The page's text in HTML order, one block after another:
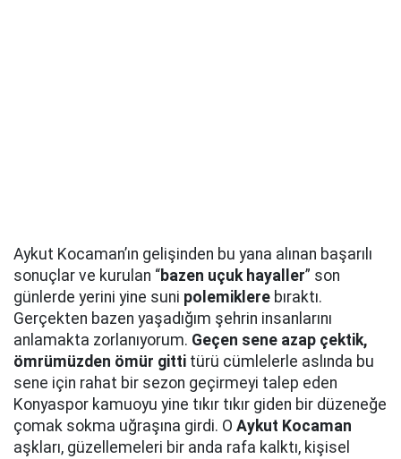
Aykut Kocaman’ın gelişinden bu yana alınan başarılı
sonuçlar ve kurulan “bazen uçuk hayaller” son
günlerde yerini yine suni polemiklere bıraktı.
Gerçekten bazen yaşadığım şehrin insanlarını
anlamakta zorlanıyorum. Geçen sene azap çektik,
ömrümüzden ömür gitti türü cümlelerle aslında bu
sene için rahat bir sezon geçirmeyi talep eden
Konyaspor kamuoyu yine tıkır tıkır giden bir düzeneğe
çomak sokma uğraşına girdi. O Aykut Kocaman
aşkları, güzellemeleri bir anda rafa kalktı, kişisel